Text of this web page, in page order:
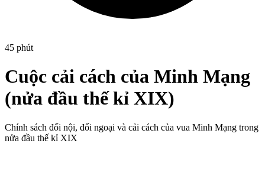
45 phút
Cuộc cải cách của Minh Mạng
(nửa đầu thế kỉ XIX)
Chính sách đối nội, đối ngoại và cải cách của vua Minh Mạng trong
nửa đầu thế kỉ XIX